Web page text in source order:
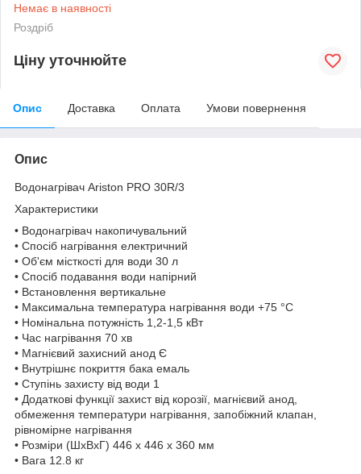
Немає в наявності
Роздріб
Ціну уточнюйте
Опис Доставка Оплата Умови повернення
Опис
Водонагрівач Ariston PRO 30R/3
Характеристики
• Водонагрівач накопичувальний
• Спосіб нагрівання електричний
• Об'єм місткості для води 30 л
• Спосіб подавання води напірний
• Встановлення вертикальне
• Максимальна температура нагрівання води +75 °C
• Номінальна потужність 1,2-1,5 кВт
• Час нагрівання 70 хв
• Магнієвий захисний анод Є
• Внутрішнє покриття бака емаль
• Ступінь захисту від води 1
• Додаткові функції захист від корозії, магнієвий анод,
обмеження температури нагрівання, запобіжний клапан,
рівномірне нагрівання
• Розміри (ШхВхГ) 446 x 446 x 360 мм
• Вага 12.8 кг